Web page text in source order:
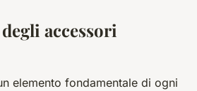
accessori
elemento fondamentale di ogni